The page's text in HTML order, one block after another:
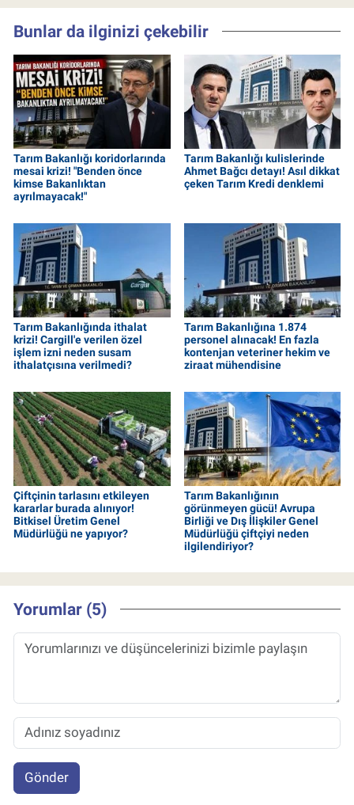
Bunlar da ilginizi çekebilir
Tarım Bakanlığı koridorlarında
mesai krizi! "Benden önce
kimse Bakanlıktan
ayrılmayacak!"
Tarım Bakanlığı kulislerinde
Ahmet Bağcı detayı! Asıl dikkat
çeken Tarım Kredi denklemi
Tarım Bakanlığında ithalat
krizi! Cargill'e verilen özel
işlem izni neden susam
ithalatçısına verilmedi?
Tarım Bakanlığına 1.874
personel alınacak! En fazla
kontenjan veteriner hekim ve
ziraat mühendisine
Çiftçinin tarlasını etkileyen
kararlar burada alınıyor!
Bitkisel Üretim Genel
Müdürlüğü ne yapıyor?
Tarım Bakanlığının
görünmeyen gücü! Avrupa
Birliği ve Dış İlişkiler Genel
Müdürlüğü çiftçiyi neden
ilgilendiriyor?
Yorumlar (5)
Gönder